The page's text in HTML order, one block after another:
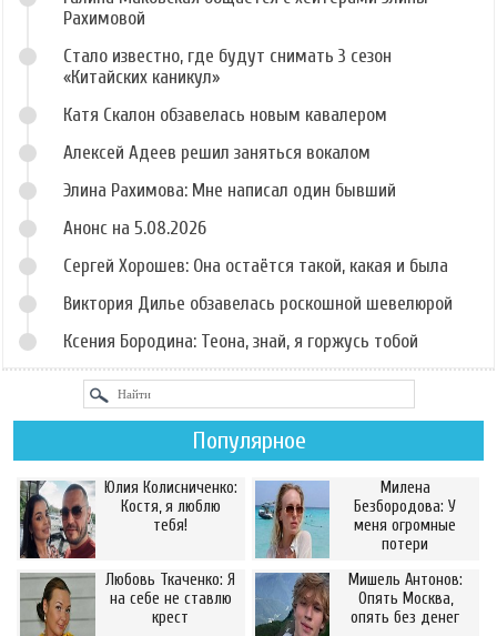
Рахимовой
Стало известно, где будут снимать 3 сезон
«Китайских каникул»
Катя Скалон обзавелась новым кавалером
Алексей Адеев решил заняться вокалом
Элина Рахимова: Мне написал один бывший
Анонс на 5.08.2026
Сергей Хорошев: Она остаётся такой, какая и была
Виктория Дилье обзавелась роскошной шевелюрой
Ксения Бородина: Теона, знай, я горжусь тобой
Популярное
Юлия Колисниченко:
Костя, я люблю
тебя!
Милена
Безбородова: У
меня огромные
потери
Любовь Ткаченко: Я
на себе не ставлю
крест
Мишель Антонов:
Опять Москва,
опять без денег